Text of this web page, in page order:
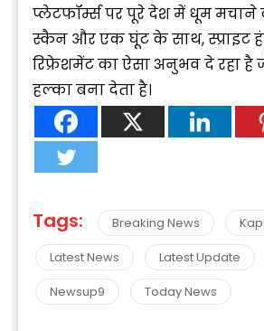
प्लेटफॉर्म्स पर पूरे देश में धूम मचाने
स्कैन और एक घूंट के साथ, स्प्राइट
रिफ्रेशमेंट का ऐसा अनुभव दे रहा है
हल्का बना देता है।
Tags: Breaking News
Latest News
Latest Update
Newsup9
Today News